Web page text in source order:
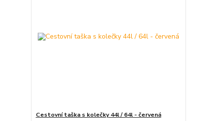
Cestovní taška s kolečky 44l / 64l - červená